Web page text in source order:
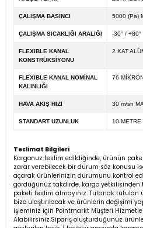
ÇALIŞMA BASINCI 5000 (Pa)
ÇALIŞMA SICAKLIĞI ARALIĞI -30° / +80°
FLEXIBLE KANAL
KONSTRÜKSİYONU
2 KAT
FLEXIBLE KANAL NOMİNAL
KALINLIĞI
76
HAVA AKIŞ HIZI 30 m/sn
STANDART UZUNLUK 10 METRE
Teslimat Bilgileri
Kargonuz teslim edildiğinde, ürünün
zarar verebilecek bir durum söz konusu
açarak ürünlerinizin durumunu kontrol
gördüğünüz takdirde, kargo yetkilisinden
paketi teslim almayınız. Tutanak tutulan
bize ulaştırılacak ve ürünlerin değişimi
işleminiz için Pointmarkt Müşteri
Alabilirsiniz.Sipariş oluşturduğunuz